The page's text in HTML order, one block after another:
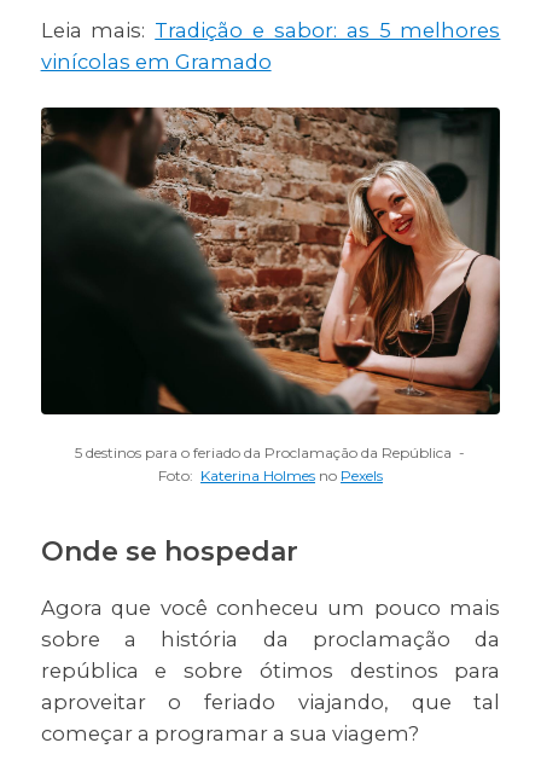
Leia mais: Tradição e sabor: as 5 melhores
vinícolas em Gramado
5 destinos para o feriado da Proclamação da República -
Foto: Katerina Holmesno Pexels
Onde se hospedar
Agora que você conheceu um pouco mais
sobre a história da proclamação da
república e sobre ótimos destinos para
aproveitar o feriado viajando, que tal
começar a programar a sua viagem?